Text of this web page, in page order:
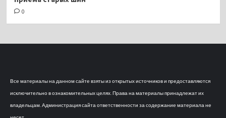
0
Все материалы на данном сайте взяты из открытых источников и предоставляются
исключительно в ознакомительных целях. Права на материалы принадлежат их
владельцам. Администрация сайта ответственности за содержание материала не